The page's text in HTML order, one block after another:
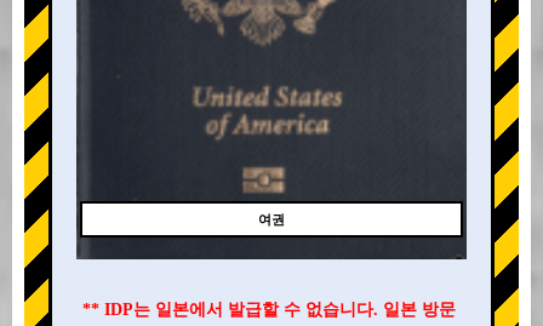
여권
** IDP는 일본에서 발급할 수 없습니다. 일본 방문